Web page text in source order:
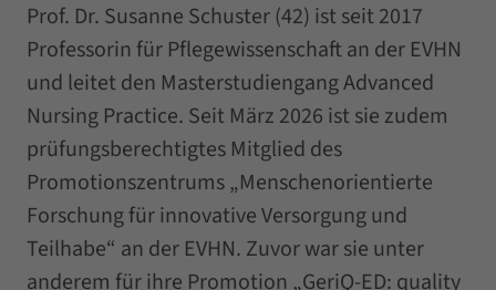
Prof. Dr. Susanne Schuster (42) ist seit 2017
Professorin für Pflegewissenschaft an der EVHN
und leitet den Masterstudiengang Advanced
Nursing Practice. Seit März 2026 ist sie zudem
prüfungsberechtigtes Mitglied des
Promotionszentrums „Menschenorientierte
Forschung für innovative Versorgung und
Teilhabe“ an der EVHN. Zuvor war sie unter
anderem für ihre Promotion „GeriQ-ED: quality